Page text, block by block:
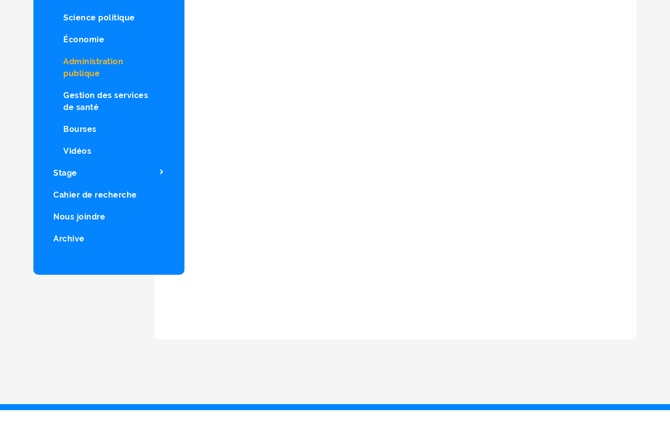
Science politique
Économie
Administration
publique
Gestion des services
de santé
Bourses
Vidéos
Stage
Cahier de recherche
Nous joindre
Archive